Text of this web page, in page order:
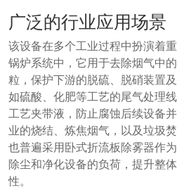
广泛的行业应用场景
该设备在多个工业过程中扮演着
锅炉系统中，它用于去除烟气中
粒，保护下游的脱硫、脱硝装置
如硫酸、化肥等工艺的尾气处理
工艺夹带液，防止腐蚀后续设备
业的烧结、炼焦烟气，以及垃圾
也普遍采用卧式折流板除雾器作
除尘和净化设备的负荷，提升整
性。